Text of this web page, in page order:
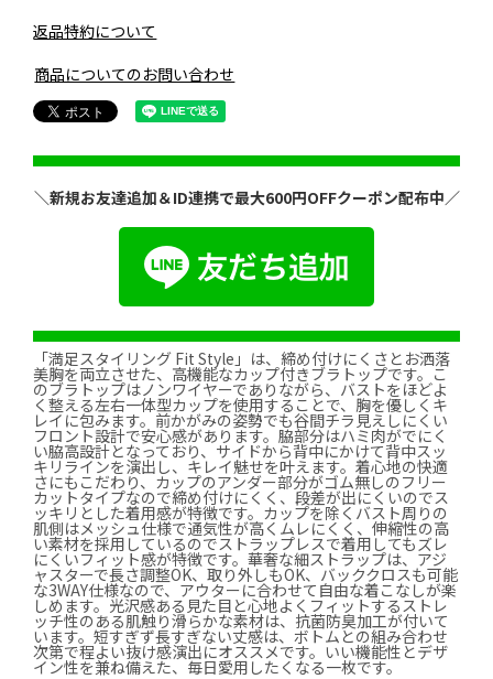
返品特約について
商品についてのお問い合わせ
＼新規お友達追加＆ID連携で最大600円OFFクーポン配布中／
「満足スタイリング Fit Style」は、締め付けにくさとお洒落
美胸を両立させた、高機能なカップ付きブラトップです。こ
のブラトップはノンワイヤーでありながら、バストをほどよ
く整える左右一体型カップを使用することで、胸を優しくキ
レイに包みます。前かがみの姿勢でも谷間チラ見えしにくい
フロント設計で安心感があります。脇部分はハミ肉がでにく
い脇高設計となっており、サイドから背中にかけて背中スッ
キリラインを演出し、キレイ魅せを叶えます。着心地の快適
さにもこだわり、カップのアンダー部分がゴム無しのフリー
カットタイプなので締め付けにくく、段差が出にくいのでス
ッキリとした着用感が特徴です。カップを除くバスト周りの
肌側はメッシュ仕様で通気性が高くムレにくく、伸縮性の高
い素材を採用しているのでストラップレスで着用してもズレ
にくいフィット感が特徴です。華奢な細ストラップは、アジ
ャスターで長さ調整OK、取り外しもOK、バッククロスも可能
な3WAY仕様なので、アウターに合わせて自由な着こなしが楽
しめます。光沢感ある見た目と心地よくフィットするストレ
ッチ性のある肌触り滑らかな素材は、抗菌防臭加工が付いて
います。短すぎず長すぎない丈感は、ボトムとの組み合わせ
次第で程よい抜け感演出にオススメです。いい機能性とデザ
イン性を兼ね備えた、毎日愛用したくなる一枚です。